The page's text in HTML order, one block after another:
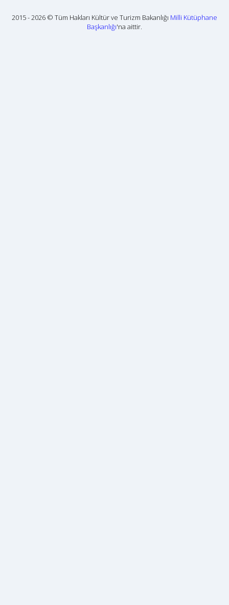
2015 - 2026 © Tüm Hakları Kültür ve Turizm Bakanlığı Milli Kütüphane
Başkanlığı'na aittir.